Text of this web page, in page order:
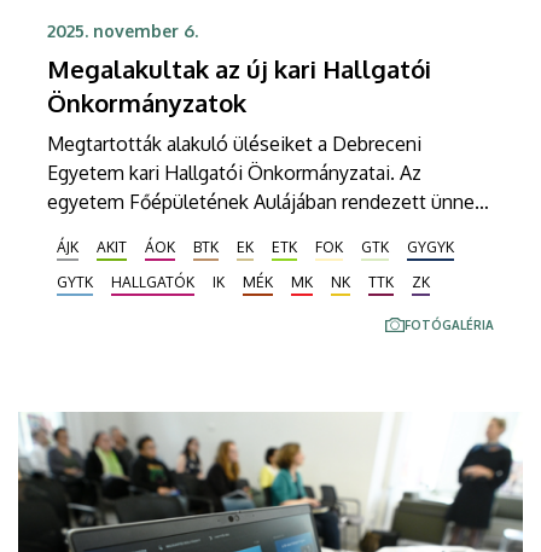
2025. november 6.
Megalakultak az új kari Hallgatói
Önkormányzatok
Megtartották alakuló üléseiket a Debreceni
Egyetem kari Hallgatói Önkormányzatai. Az
egyetem Főépületének Aulájában rendezett ünnepi
önkormányzatok elnökeit és alelnökeit, továbbá
átvették megbízóleveleiket a mandátumot nyert
ÁJK AKIT ÁOK BTK EK ETK FOK GTK
GYGYK
GYTK
HALLGATÓK IK MÉK MK NK TTK ZK
FOTÓGALÉRIA